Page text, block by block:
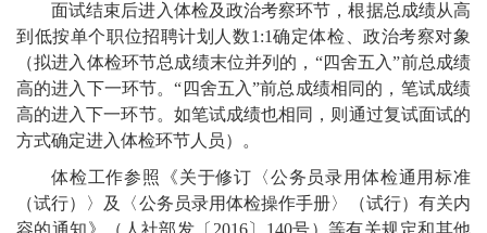
面试结束后进入体检及政治考察环节，根据总成绩从高
到低按单个职位招聘计划人数1:1确定体检、政治考察对象
（拟进入体检环节总成绩末位并列的， “四舍五入”前总成绩
高的进入下一环节。“ 四舍五入”前总成绩相同的，笔试成绩
高的进入下一环节。如笔试成绩也相同，则通过复试面试的
方式确定进入体检环节人员）。
体检工作参照《关于修订〈公务员录用体检通用标准
（试行）〉及〈公务员录用体检操作手册〉（试行）有关内